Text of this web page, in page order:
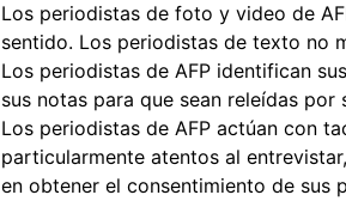
Los periodistas de foto y video de
sentido. Los periodistas de texto no
Los periodistas de AFP identifican
sus notas para que sean releídas por
Los periodistas de AFP actúan con
particularmente atentos al
en obtener el consentimiento de sus